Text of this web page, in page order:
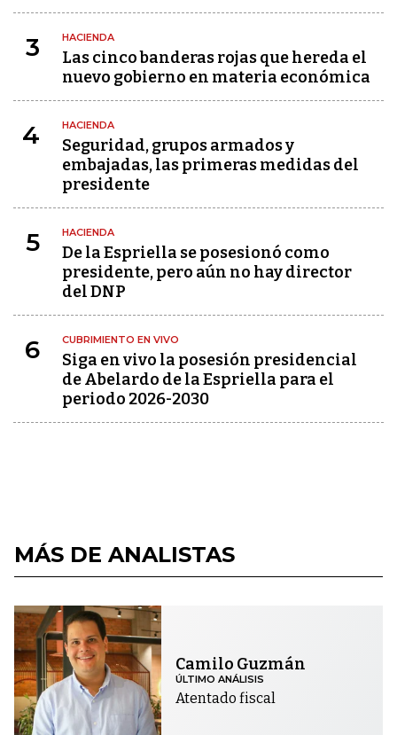
3 HACIENDA
Las cinco banderas rojas que hereda el
nuevo gobierno en materia económica
4 HACIENDA
Seguridad, grupos armados y
embajadas, las primeras medidas del
presidente
5 HACIENDA
De la Espriella se posesionó como
presidente, pero aún no hay director
del DNP
6 CUBRIMIENTO EN VIVO
Siga en vivo la posesión presidencial
de Abelardo de la Espriella para el
periodo 2026-2030
MÁS DE ANALISTAS
Camilo Guzmán
ÚLTIMO ANÁLISIS
Atentado fiscal